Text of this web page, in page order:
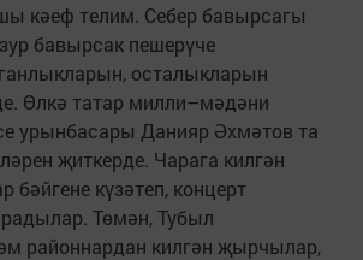
кәеф телим. Себер бавырсагы
бавырсак пешерүче
осталыкларын
Өлкә татар милли–мәдәни
урынбасары Данияр Әхмәтов та
җиткерде. Чарага килгән
бәйгене күзәтеп, концерт
Төмән, Тубыл
районнардан килгән җырчылар,